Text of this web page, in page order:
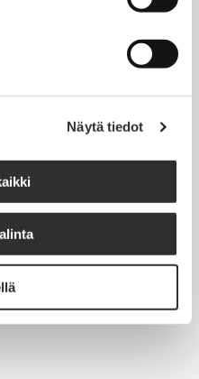
Näytä tiedot
seurakuntien hengellisessä